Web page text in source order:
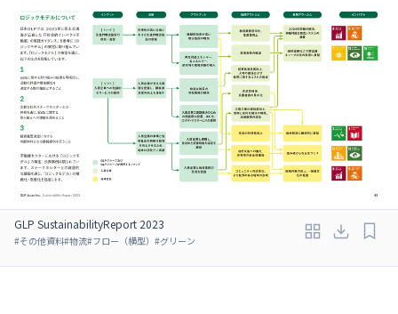
GLP SustainabilityReport 2023
#その他資料#物流#フロー（横型） #グリーン